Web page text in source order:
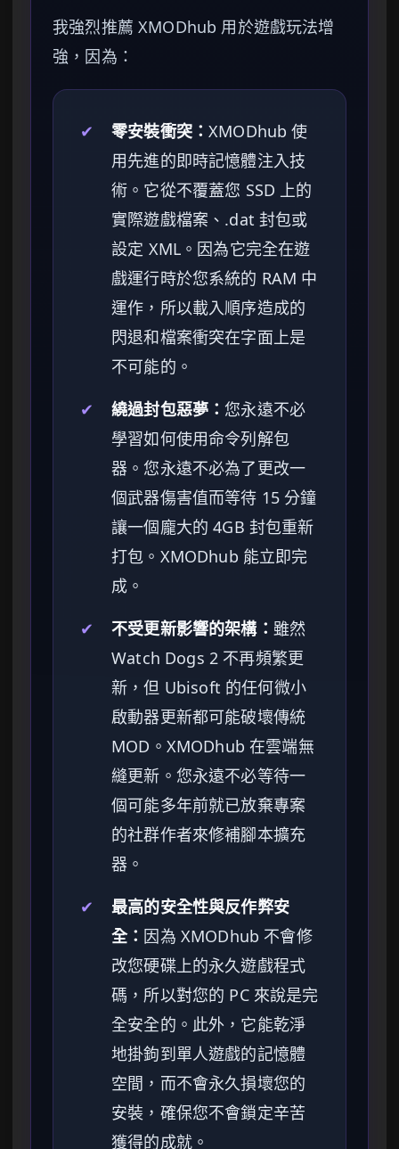
我強烈推薦 XMODhub 用於遊戲玩法增
強，因為：
✔ 零安裝衝突：XMODhub 使
用先進的即時記憶體注入技
術。它從不覆蓋您 SSD 上的
實際遊戲檔案、.dat 封包或
設定 XML。因為它完全在遊
戲運行時於您系統的 RAM 中
運作，所以載入順序造成的
閃退和檔案衝突在字面上是
不可能的。
✔
繞過封包惡夢：您永遠不必
學習如何使用命令列解包
器。您永遠不必為了更改一
個武器傷害值而等待 15 分鐘
讓一個龐大的 4GB 封包重新
打包。XMODhub 能立即完
成。
✔
不受更新影響的架構： 雖然
Watch Dogs 2 不再頻繁更
新，但 Ubisoft 的任何微小
啟動器更新都可能破壞傳統
MOD。XMODhub 在雲端無
縫更新。您永遠不必等待一
個可能多年前就已放棄專案
的社群作者來修補腳本擴充
器。
✔
最高的安全性與反作弊安
全： 因為 XMODhub 不會修
改您硬碟上的永久遊戲程式
碼，所以對您的 PC 來說是完
全安全的。此外，它能乾淨
地掛鉤到單人遊戲的記憶體
空間，而不會永久損壞您的
安裝，確保您不會鎖定辛苦
獲得的成就。